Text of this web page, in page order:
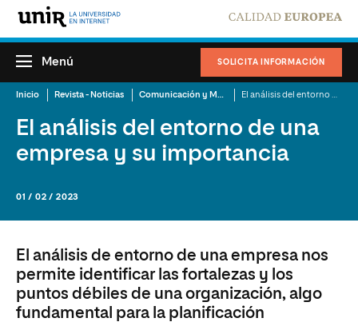
SOLICITA INFORMACIÓN
Menú
Inicio Revista - Noticias Comunicación y Mercadotecnia
El análisis del entorno de una
empresa y su importancia
01 / 02 / 2023
El análisis de entorno de una empresa nos
permite identificar las fortalezas y los
puntos débiles de una organización, algo
fundamental para la planificación